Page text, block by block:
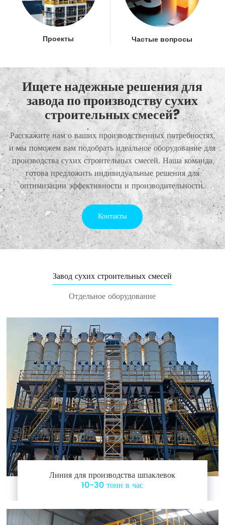
Проекты Частые вопросы
Ищете надежные решения для
завода по производству сухих
строительных смесей?
Расскажите нам о ваших производственных потребностях,
и мы поможем вам подобрать идеальное оборудование для
производства сухих строительных смесей. Наша команда
готова предложить индивидуальные решения для
оптимизации эффективности и производительности.
Контакты
Завод сухих строительных смесей
Отдельное оборудование
Линия для производства шпаклевок
10-30 тонн в час